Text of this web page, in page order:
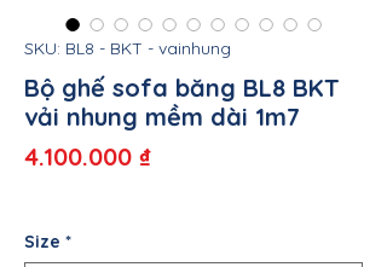
SKU: BL8 - BKT - vainhung
Bộ ghế sofa băng BL8 BKT
vải nhung mềm dài 1m7
4.100.000 ₫Giá
Size *